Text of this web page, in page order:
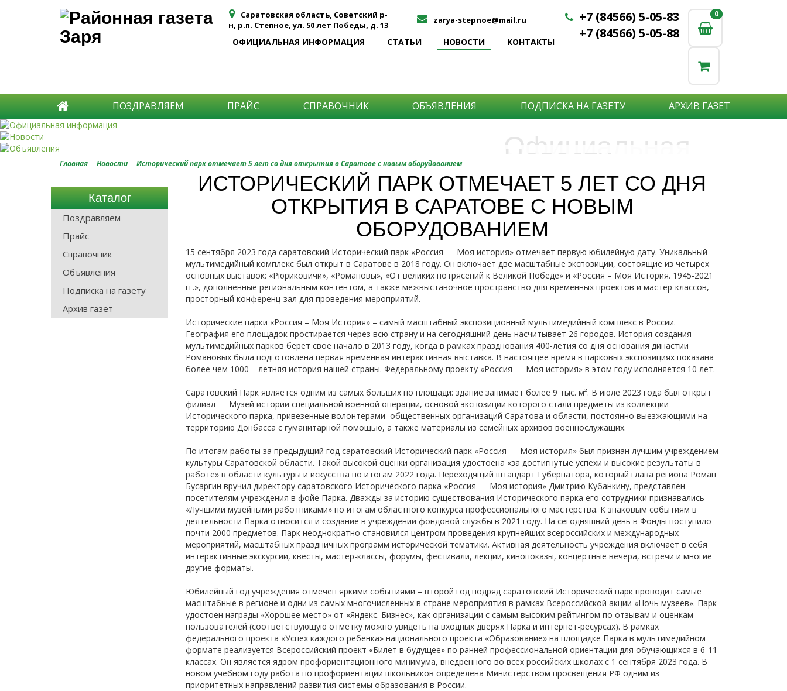
Саратовская область, Советский р-
н, р.п. Степное, ул. 50 лет Победы, д. 13
zarya-stepnoe@mail.ru
ОФИЦИАЛЬНАЯ ИНФОРМАЦИЯ СТАТЬИ НОВОСТИ КОНТАКТЫ
+7 (84566) 5-05-83
+7 (84566) 5-05-88
0
0
ПОЗДРАВЛЯЕМ ПРАЙС СПРАВОЧНИК ОБЪЯВЛЕНИЯ ПОДПИСКА НА ГАЗЕТУ АРХИВ ГАЗЕТ
Официальная
информация
Новости
Самые актуальные новости:
-происшествия,
-события района,
-спорта,
-мира науки,
-медицины,
-общества
Объявления
Хотите что бы о Вас узнали?
О частной практике или деятельности
негосударственных организаций?
Просто закажите объявление.
Подробнее
Главная - Новости - Исторический парк отмечает 5 лет со дня открытия в Саратове с новым оборудованием
Каталог
Поздравляем
Прайс
Справочник
Объявления
Подписка на газету
Архив газет
ИСТОРИЧЕСКИЙ ПАРК ОТМЕЧАЕТ 5 ЛЕТ СО ДНЯ
ОТКРЫТИЯ В САРАТОВЕ С НОВЫМ
ОБОРУДОВАНИЕМ
15 сентября 2023 года саратовский Исторический парк «Россия — Моя история» отмечает первую юбилейную дату. Уникальный
мультимедийный комплекс был открыт в Саратове в 2018 году. Он включает две масштабные экспозиции, состоящие из четырех
основных выставок: «Рюриковичи», «Романовы», «От великих потрясений к Великой Победе» и «Россия – Моя История. 1945-2021
гг.», дополненные региональным контентом, а также межвыставочное пространство для временных проектов и мастер-классов,
просторный конференц-зал для проведения мероприятий.
Исторические парки «Россия – Моя История» – самый масштабный экспозиционный мультимедийный комплекс в России.
География его площадок простирается через всю страну и на сегодняшний день насчитывает 26 городов. История создания
мультимедийных парков берет свое начало в 2013 году, когда в рамках празднования 400-летия со дня основания династии
Романовых была подготовлена первая временная интерактивная выставка. В настоящее время в парковых экспозициях показана
более чем 1000 – летняя история нашей страны. Федеральному проекту «Россия — Моя история» в этом году исполняется 10 лет.
Саратовский Парк является одним из самых больших по площади: здание занимает более 9 тыс. м². В июле 2023 года был открыт
филиал — Музей истории специальной военной операции, основой экспозиции которого стали предметы из коллекции
Исторического парка, привезенные волонтерами общественных организаций Саратова и области, постоянно выезжающими на
территорию Донбасса с гуманитарной помощью, а также материалы из семейных архивов военнослужащих.
По итогам работы за предыдущий год саратовский Исторический парк «Россия — Моя история» был признан лучшим учреждением
культуры Саратовской области. Такой высокой оценки организация удостоена «за достигнутые успехи и высокие результаты в
работе» в области культуры и искусства по итогам 2022 года. Переходящий штандарт Губернатора, который глава региона Роман
Бусаргин вручил директору саратовского Исторического парка «Россия — Моя история» Дмитрию Кубанкину, представлен
посетителям учреждения в фойе Парка. Дважды за историю существования Исторического парка его сотрудники признавались
«Лучшими музейными работниками» по итогам областного конкурса профессионального мастерства. К знаковым событиям в
деятельности Парка относится и создание в учреждении фондовой службы в 2021 году. На сегодняшний день в Фонды поступило
почти 2000 предметов. Парк неоднократно становился центром проведения крупнейших всероссийских и международных
мероприятий, масштабных праздничных программ исторической тематики. Активная деятельность учреждения включает в себя
интерактивные экскурсии, квесты, мастер-классы, форумы, фестивали, лекции, кинопоказы, концертные вечера, встречи и многие
другие форматы.
Юбилейный год учреждения отмечен яркими событиями – второй год подряд саратовский Исторический парк проводит самые
масштабные в регионе и одни из самых многочисленных в стране мероприятия в рамках Всероссийской акции «Ночь музеев». Парк
удостоен награды «Хорошее место» от «Яндекс. Бизнес», как организации с самым высоким рейтингом по отзывам и оценкам
пользователей (соответствующую отметку можно увидеть на входных дверях Парка и интернет-ресурсах). В рамках
федерального проекта «Успех каждого ребенка» национального проекта «Образование» на площадке Парка в мультимедийном
формате реализуется Всероссийский проект «Билет в будущее» по ранней профессиональной ориентации для обучающихся в 6-11
классах. Он является ядром профориентационного минимума, внедренного во всех российских школах с 1 сентября 2023 года. В
новом учебном году работа по профориентации школьников определена Министерством просвещения РФ одним из
приоритетных направлений развития системы образования в России.